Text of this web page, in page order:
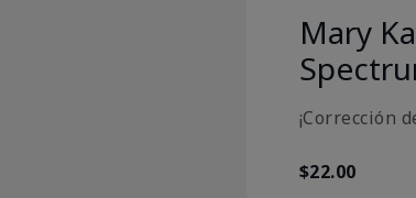
Mary
¡Corrección
$22.00